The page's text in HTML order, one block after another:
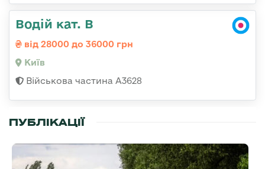
Водій кат. В
від 28000 до 36000 грн
Київ
Військова частина А3628
ПУБЛІКАЦІЇ